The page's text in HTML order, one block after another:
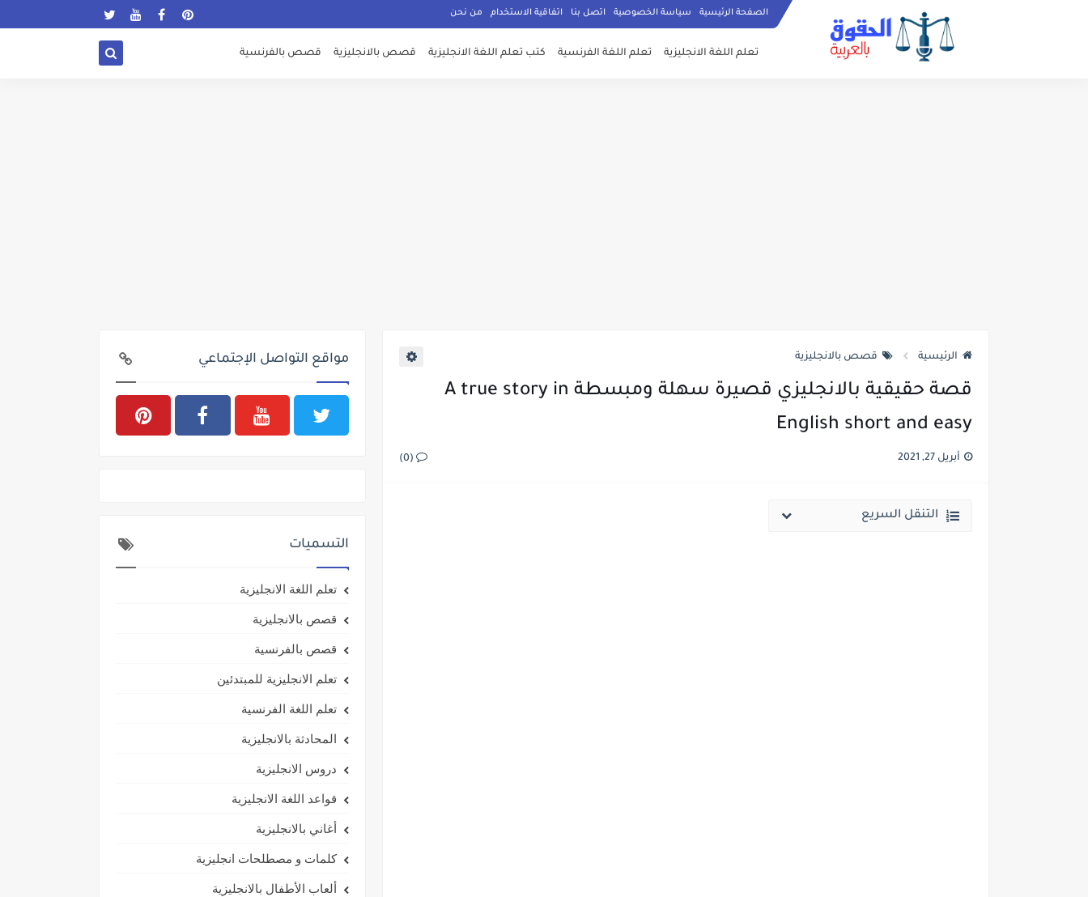
الصفحة الرئيسية سياسة الخصوصية اتصل بنا اتفاقية الاستخدام من نحن
تعلم اللغة الانجليزية تعلم اللغة الفرنسية كتب تعلم اللغة الانجليزية قصص بالانجليزية قصص بالفرنسية
الرئيسية قصص بالانجليزية
قصة حقيقية بالانجليزي قصيرة سهلة ومبسطة A true story in
English short and easy
أبريل 27, 2021 (0)
التنقل السريع
مواقع التواصل الإجتماعي
التسميات
تعلم اللغة الانجليزية
قصص بالانجليزية
قصص بالفرنسية
تعلم الانجليزية للمبتدئين
تعلم اللغة الفرنسية
المحادثة بالانجليزية
دروس الانجليزية
قواعد اللغة الانجليزية
أغاني بالانجليزية
كلمات و مصطلحات انجليزية
ألعاب الأطفال بالانجليزية